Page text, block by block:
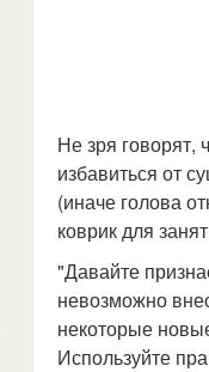
Не зря говорят,
избавиться от
(иначе голова
коврик для
"Давайте
невозможно
некоторые
Используйте